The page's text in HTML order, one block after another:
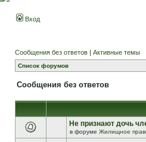
Вход
Сообщения без ответов | Активные темы
Список форумов
Сообщения без ответов
Не признают дочь
в форуме Жилищное